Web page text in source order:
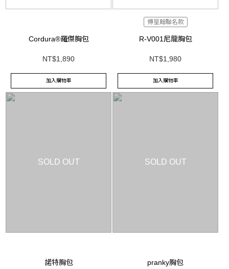
Cordura®羅傑胸包
NT$1,890
加入購物車
傅星翰聯名款
R-V001尼龍胸包
NT$1,980
加入購物車
SOLD OUT
諾特胸包
SOLD OUT
pranky胸包